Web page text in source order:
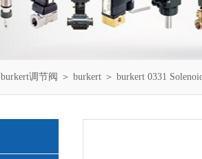
burkert调节阀 ＞ burkert ＞ burkert 0331